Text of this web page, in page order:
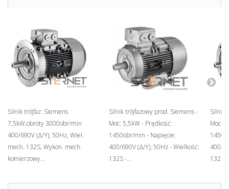
Silnik trójfaz. Siemens
7,5kW,obroty 3000obr/min
400/690V (Δ/Y), 50Hz, Wiel.
mech. 132S, Wykon. mech.
kołnierzowy...
Silnik trójfazowy prod. Siemens -
Moc: 5,5kW - Prędkość:
1450obr/min - Napięcie:
400/690V (Δ/Y), 50Hz - Wielkość:
132S -...
Silnik
Moc:
400/
132S